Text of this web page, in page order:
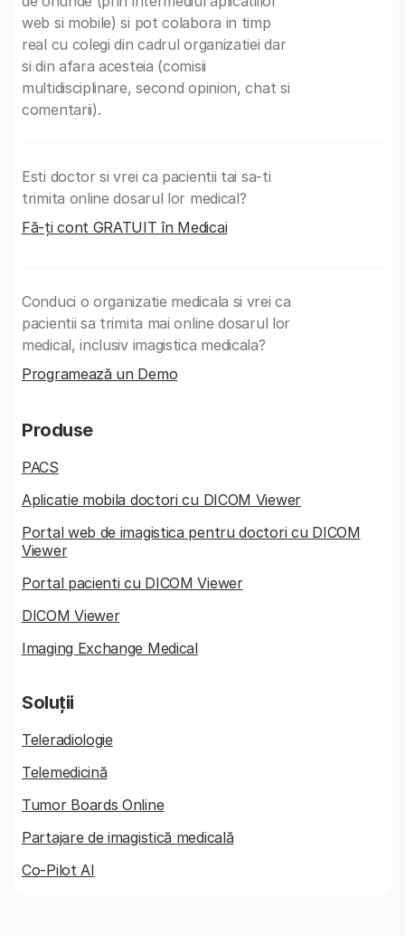
web si mobile) si pot colabora in timp
real cu colegi din cadrul organizatiei dar
si din afara acesteia (comisii
multidisciplinare, second opinion, chat si
comentarii).
Esti doctor si vrei ca pacientii tai sa-ti
trimita online dosarul lor medical?
Fă-ți cont GRATUIT în Medicai
Conduci o organizatie medicala si vrei ca
pacientii sa trimita mai online dosarul lor
medical, inclusiv imagistica medicala?
Programează un Demo
Produse
PACS
Aplicatie mobila doctori cu DICOM Viewer
Portal web de imagistica pentru doctori cu DICOM
Viewer
Portal pacienti cu DICOM Viewer
DICOM Viewer
Imaging Exchange Medical
Soluții
Teleradiologie
Telemedicină
Tumor Boards Online
Partajare de imagistică medicală
Co-Pilot AI